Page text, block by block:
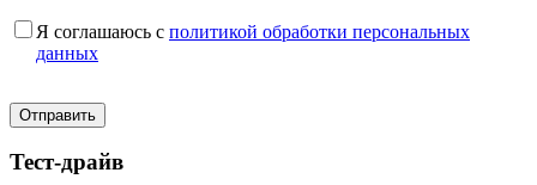
Я соглашаюсь с политикой обработки персональных
данных
Тест-драйв